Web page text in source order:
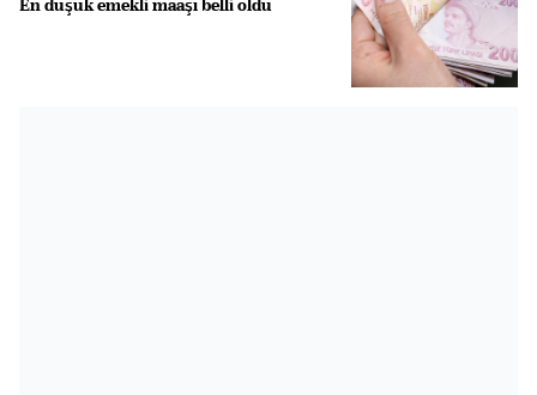
En düşük emekli maaşı belli oldu